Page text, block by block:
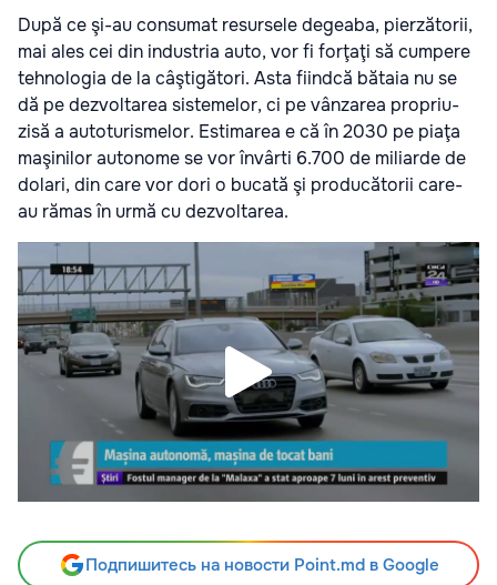
După ce şi-au consumat resursele degeaba, pierzătorii,
mai ales cei din industria auto, vor fi forţaţi să cumpere
tehnologia de la câştigători. Asta fiindcă bătaia nu se
dă pe dezvoltarea sistemelor, ci pe vânzarea propriu-
zisă a autoturismelor. Estimarea e că în 2030 pe piaţa
maşinilor autonome se vor învârti 6.700 de miliarde de
dolari, din care vor dori o bucată şi producătorii care-
au rămas în urmă cu dezvoltarea.
Подпишитесь на новости Point.md в Google